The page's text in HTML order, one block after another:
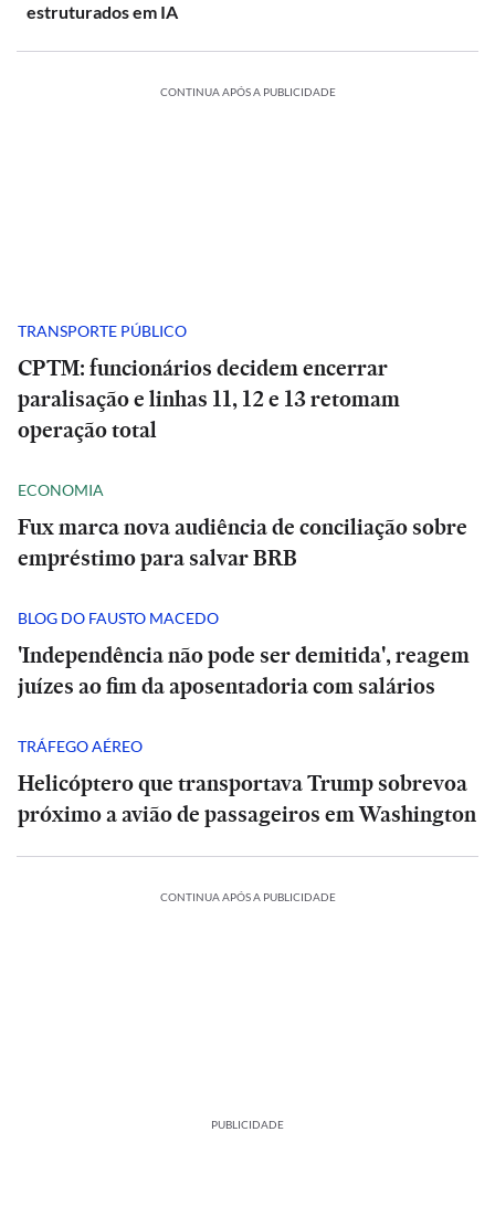
estruturados em IA
CONTINUA APÓS A PUBLICIDADE
TRANSPORTE PÚBLICO
CPTM: funcionários decidem encerrar
paralisação e linhas 11, 12 e 13 retomam
operação total
ECONOMIA
Fux marca nova audiência de conciliação sobre
empréstimo para salvar BRB
BLOG DO FAUSTO MACEDO
'Independência não pode ser demitida', reagem
juízes ao fim da aposentadoria com salários
TRÁFEGO AÉREO
Helicóptero que transportava Trump sobrevoa
próximo a avião de passageiros em Washington
CONTINUA APÓS A PUBLICIDADE
PUBLICIDADE